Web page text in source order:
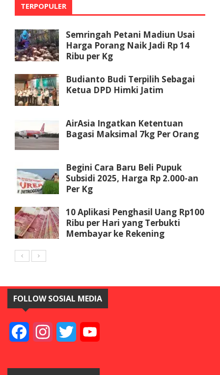
TERPOPULER
Semringah Petani Madiun Usai
Harga Porang Naik Jadi Rp 14
Ribu per Kg
Budianto Budi Terpilih Sebagai
Ketua DPD Himki Jatim
AirAsia Ingatkan Ketentuan
Bagasi Maksimal 7kg Per Orang
Begini Cara Baru Beli Pupuk
Subsidi 2025, Harga Rp 2.000-an
Per Kg
10 Aplikasi Penghasil Uang Rp100
Ribu per Hari yang Terbukti
Membayar ke Rekening
FOLLOW SOSIAL MEDIA
FacebookInstagramTwitter